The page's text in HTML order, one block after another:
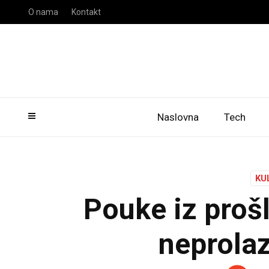
Naslovna Tech
O nama Kontakt
Pouke iz